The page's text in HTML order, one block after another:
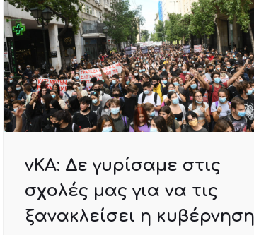
νΚΑ: Δε γυρίσαμε στις
σχολές μας για να τις
ξανακλείσει η κυβέρνηση